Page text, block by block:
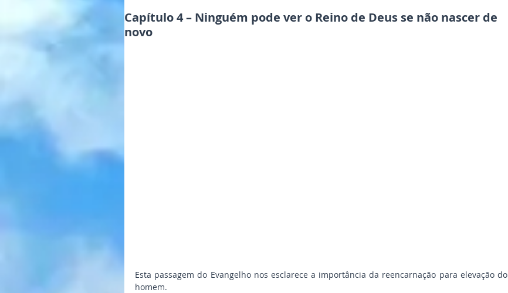
Capítulo 4 – Ninguém pode ver o Reino de Deus se não nascer de
novo
Esta passagem do Evangelho nos esclarece a importância da reencarnação para elevação do
homem.